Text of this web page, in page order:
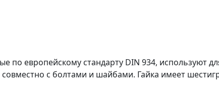
по европейскому стандарту DIN 934, используют
совместно с болтами и шайбами. Гайка имеет